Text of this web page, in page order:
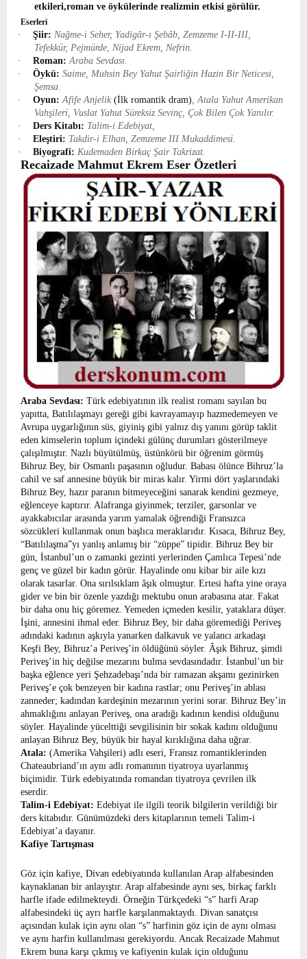
etkileri,roman ve öykülerinde realizmin etkisi görülür.
Eserleri
· Şiir: Nağme-i Seher, Yadigâr-ı Şebâb, Zemzeme I-II-III,
Tefekkür, Pejmürde, Nijad Ekrem, Nefrin.
·
Roman: Araba Sevdası.
·
Öykü: Saime, Muhsin Bey Yahut Şairliğin Hazin Bir Neticesi,
Şemsa.
·
Oyun: Afife Anjelik (İlk romantik dram), Atala Yahut Amerikan
Vahşileri, Vuslat Yahut Süreksiz Sevinç, Çok Bilen Çok Yanılır.
·
Ders Kitabı: Talim-i Edebiyat,
·
Eleştiri: Takdir-i Elhan, Zemzeme III Mukaddimesi.
·
Biyografi: Kudemaden Birkaç Şair Takrizat.
Recaizade Mahmut Ekrem Eser Özetleri
Araba Sevdası: Türk edebiyatının ilk realist romanı sayılan bu
yapıtta, Batılılaşmayı gereği gibi kavrayamayıp hazmedemeyen ve
Avrupa uygarlığının süs, giyiniş gibi yalnız dış yanını görüp taklit
eden kimselerin toplum içindeki gülünç durumları gösterilmeye
çalışılmıştır. Nazlı büyütülmüş, üstünkörü bir öğrenim görmüş
Bihruz Bey, bir Osmanlı paşasının oğludur. Babası ölünce Bihruz’la
cahil ve saf annesine büyük bir miras kalır. Yirmi dört yaşlarındaki
Bihruz Bey, hazır paranın bitmeyeceğini sanarak kendini gezmeye,
eğlenceye kaptırır. Alafranga giyinmek; terziler, garsonlar ve
ayakkabıcılar arasında yarım yamalak öğrendiği Fransızca
sözcükleri kullanmak onun başlıca meraklarıdır. Kısaca, Bihruz Bey,
“Batılılaşma”yı yanlış anlamış bir “züppe” tipidir. Bihruz Bey bir
gün, İstanbul’un o zamanki gezinti yerlerinden Çamlıca Tepesi’nde
genç ve güzel bir kadın görür. Hayalinde onu kibar bir aile kızı
olarak tasarlar. Ona sırılsıklam âşık olmuştur. Ertesi hafta yine oraya
gider ve bin bir özenle yazdığı mektubu onun arabasına atar. Fakat
bir daha onu hiç göremez. Yemeden içmeden kesilir, yataklara düşer.
İşini, annesini ihmal eder. Bihruz Bey, bir daha göremediği Periveş
adındaki kadının aşkıyla yanarken dalkavuk ve yalancı arkadaşı
Keşfi Bey, Bihruz’a Periveş’in öldüğünü söyler. Âşık Bihruz, şimdi
Periveş’in hiç değilse mezarını bulma sevdasındadır. İstanbul’un bir
başka eğlence yeri Şehzadebaşı’nda bir ramazan akşamı gezinirken
Periveş’e çok benzeyen bir kadına rastlar; onu Periveş’in ablası
zanneder; kadından kardeşinin mezarının yerini sorar. Bihruz Bey’in
ahmaklığını anlayan Periveş, ona aradığı kadının kendisi olduğunu
söyler. Hayalinde yücelttiği sevgilisinin bir sokak kadını olduğunu
anlayan Bihruz Bey, büyük bir hayal kırıklığına daha uğrar.
Atala: (Amerika Vahşileri) adlı eseri, Fransız romantiklerinden
Chateaubriand’ın aynı adlı romanının tiyatroya uyarlanmış
biçimidir. Türk edebiyatında romandan tiyatroya çevrilen ilk
eserdir.
Talim-i Edebiyat: Edebiyat ile ilgili teorik bilgilerin verildiği bir
ders kitabıdır. Günümüzdeki ders kitaplarının temeli Talim-i
Edebiyat’a dayanır.
Kafiye Tartışması
Göz için kafiye, Divan edebiyatında kullanılan Arap alfabesinden
kaynaklanan bir anlayıştır. Arap alfabesinde aynı ses, birkaç farklı
harfle ifade edilmekteydi. Örneğin Türkçedeki “s” harfi Arap
alfabesindeki üç ayrı harfle karşılanmaktaydı. Divan sanatçısı
açısından kulak için aynı olan “s” harfinin göz için de aynı olması
ve aynı harfin kullanılması gerekiyordu. Ancak Recaizade Mahmut
Ekrem buna karşı çıkmış ve kafiyenin kulak için olduğunu